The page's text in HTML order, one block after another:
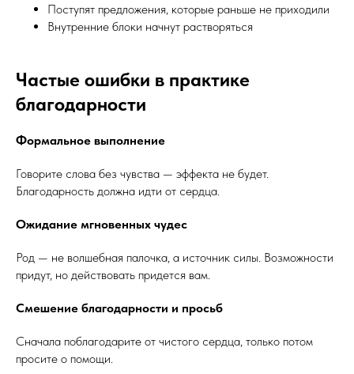
Поступят предложения, которые раньше не приходили
Внутренние блоки начнут растворяться
Частые ошибки в практике
благодарности
Формальное выполнение
Говорите слова без чувства — эффекта не будет.
Благодарность должна идти от сердца.
Ожидание мгновенных чудес
Род — не волшебная палочка, а источник силы. Возможности
придут, но действовать придется вам.
Смешение благодарности и просьб
Сначала поблагодарите от чистого сердца, только потом
просите о помощи.